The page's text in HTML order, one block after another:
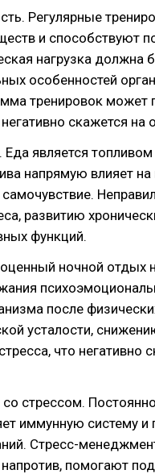
Регулярные
и способствуют
нагрузка должна
особенностей
тренировок может
скажется
Еда является
напрямую влияет
развитию
функций.
ночной отдых
после
усталости,
что негативно
стрессом.
иммунную систему и
Стресс-
напротив, помогают